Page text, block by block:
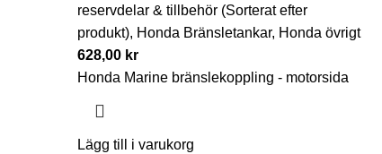
reservdelar & tillbehör (Sorterat efter
produkt), Honda Bränsletankar, Honda övrigt
628,00 kr
Honda Marine bränslekoppling - motorsida
Lägg till i varukorg